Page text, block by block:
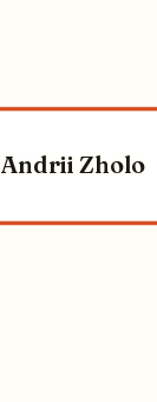
Andrii Zholo